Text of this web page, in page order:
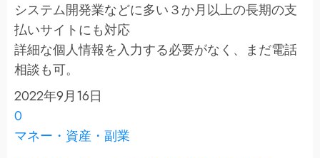
システム開発業などに多い３か月以上の長期の支
払いサイトにも対応
詳細な個人情報を入力する必要がなく、まだ電話
相談も可。
2022年9月16日
0
マネー・資産・副業